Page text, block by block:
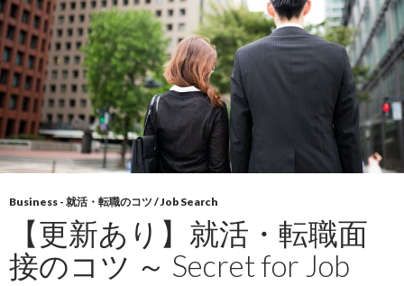
Business - 就活・転職のコツ / Job Search
【更新あり】就活・転職面
接のコツ ～ Secret for Job